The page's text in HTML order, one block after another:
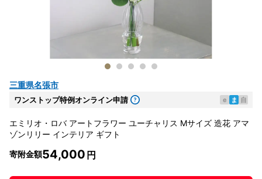
三重県名張市
ワンストップ特例オンライン申請 e ま 自
エミリオ・ロバ アートフラワー ユーチャリス Mサイズ 造花 アマ
ゾンリリー インテリア ギフト
寄附金額54,000